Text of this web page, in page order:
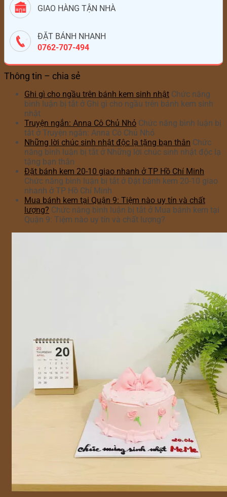
GIAO HÀNG TẬN NHÀ
ĐẶT BÁNH NHANH
0762-707-494
Thông tin – chia sẻ
Ghi gì cho ngầu trên bánh kem sinh nhật Chức năng
bình luận bị tắt ở Ghi gì cho ngầu trên bánh kem sinh
nhật
Truyện ngắn: Anna Cô Chủ Nhỏ Chức năng bình luận bị
tắt ở Truyện ngắn: Anna Cô Chủ Nhỏ
Những lời chúc sinh nhật độc lạ tặng bạn thân Chức
năng bình luận bị tắt ở Những lời chúc sinh nhật độc lạ
tặng bạn thân
Đặt bánh kem 20-10 giao nhanh ở TP Hồ Chí Minh
Chức năng bình luận bị tắt ở Đặt bánh kem 20-10 giao
nhanh ở TP Hồ Chí Minh
Mua bánh kem tại Quận 9: Tiệm nào uy tín và chất
lượng? Chức năng bình luận bị tắt ở Mua bánh kem tại
Quận 9: Tiệm nào uy tín và chất lượng?